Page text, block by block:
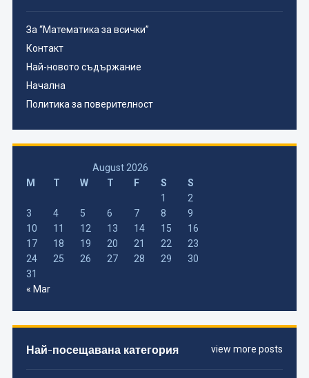
За “Математика за всички”
Контакт
Най-новото съдържание
Начална
Политика за поверителност
August 2026
M
T W T F S
S
1
2
3
4 5 6 7 8
9
10
11 12 13 14 15
16
17
18 19 20 21 22
23
24
25 26 27 28 29
30
31
« Mar
view more posts
Най-посещавана категория